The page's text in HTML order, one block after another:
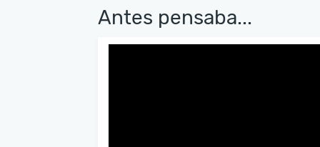
Antes pensaba...